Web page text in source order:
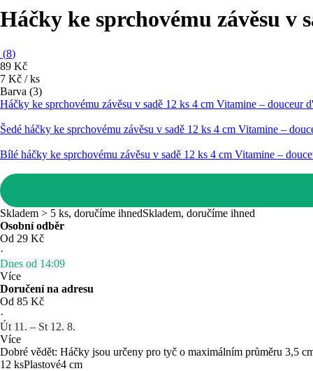
Háčky ke sprchovému závěsu v
(8)
89 Kč
7 Kč / ks
Barva (3)
Háčky ke sprchovému závěsu v sadě 12 ks 4 cm Vitamine – douceur
Šedé háčky ke sprchovému závěsu v sadě 12 ks 4 cm Vitamine –
Bílé háčky ke sprchovému závěsu v sadě 12 ks 4 cm Vitamine –
Skladem > 5 ks, doručíme ihnedSkladem, doručíme ihned
Osobní odběr
Od 29 Kč
·
Dnes od 14:09
Více
Doručení na adresu
Od 85 Kč
·
Út 11. – St 12. 8.
Více
Dobré vědět: Háčky jsou určeny pro tyč o maximálním průměru 3,5
12 ksPlastové4 cm